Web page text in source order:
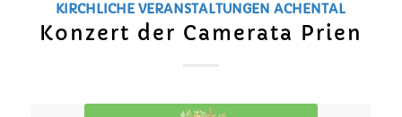
KIRCHLICHE VERANSTALTUNGEN ACHENTAL
Konzert der Camerata Prien